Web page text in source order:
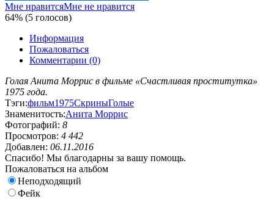
Мне нравитсяМне не нравится
64% (5 голосов)
Информация
Пожаловаться
Комментарии (0)
Голая Анита Моррис в фильме «Счастливая проститутка»
1975 года.
Тэги:фильм1975СкриныГолые
Знаменитость:Анита Моррис
Фотографий: 8
Просмотров: 4 442
Добавлен: 06.11.2016
Спасибо! Мы благодарны за вашу помощь.
Пожаловаться на альбом
Неподходящий
Фейк